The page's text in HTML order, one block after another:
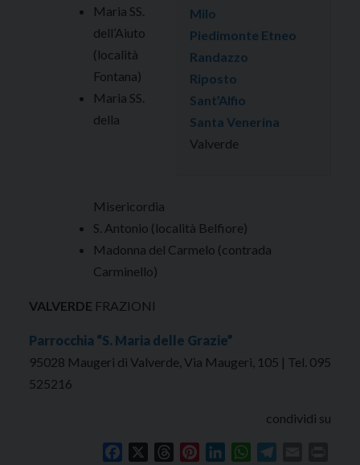
Milo
Piedimonte Etneo
Randazzo
Riposto
Sant’Alfio
Santa Venerina
Valverde
Maria SS.
dell’Aiuto
(località
Fontana)
Maria SS.
della
Misericordia
S. Antonio (località Belfiore)
Madonna del Carmelo (contrada
Carminello)
VALVERDE FRAZIONI
Parrocchia “S. Maria delle Grazie”
95028 Maugeri di Valverde, Via Maugeri, 105 | Tel. 095
525216
condividi su
Facebook ThreadsPinterestLinkedInWhatsApp